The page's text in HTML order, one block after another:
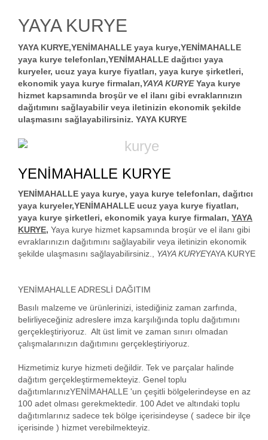
YAYA KURYE
YAYA KURYE,YENİMAHALLE yaya kurye,YENİMAHALLE
yaya kurye telefonları,YENİMAHALLE dağıtıcı yaya
kuryeler, ucuz yaya kurye fiyatları, yaya kurye şirketleri,
ekonomik yaya kurye firmaları,YAYA KURYEYaya kurye
hizmet kapsamında broşür ve el ilanı gibi evraklarınızın
dağıtımını sağlayabilir veya iletinizin ekonomik şekilde
ulaşmasını sağlayabilirsiniz. YAYA KURYE
YENİMAHALLE KURYE
YENİMAHALLE yaya kurye, yaya kurye telefonları, dağıtıcı
yaya kuryeler,YENİMAHALLE ucuz yaya kurye fiyatları,
yaya kurye şirketleri, ekonomik yaya kurye firmaları, YAYA
KURYE, Yaya kurye hizmet kapsamında broşür ve el ilanı gibi
evraklarınızın dağıtımını sağlayabilir veya iletinizin ekonomik
şekilde ulaşmasını sağlayabilirsiniz., YAYA KURYEYAYA KURYE
YENİMAHALLE ADRESLİ DAĞITIM
Basılı malzeme ve ürünlerinizi, istediğiniz zaman zarfında,
belirliyeceğiniz adreslere imza karşılığında toplu dağıtımını
gerçekleştiriyoruz. Alt üst limit ve zaman sınırı olmadan
çalışmalarınızın dağıtımını gerçekleştiriyoruz.
Hizmetimiz kurye hizmeti değildir. Tek ve parçalar halinde
dağıtım gerçekleştirmemekteyiz. Genel toplu
dağıtımlarınızYENİMAHALLE 'un çeşitli bölgelerindeyse en az
100 adet olması gerekmektedir. 100 Adet ve altındaki toplu
dağıtımlarınız sadece tek bölge içerisindeyse ( sadece bir ilçe
içerisinde ) hizmet verebilmekteyiz.